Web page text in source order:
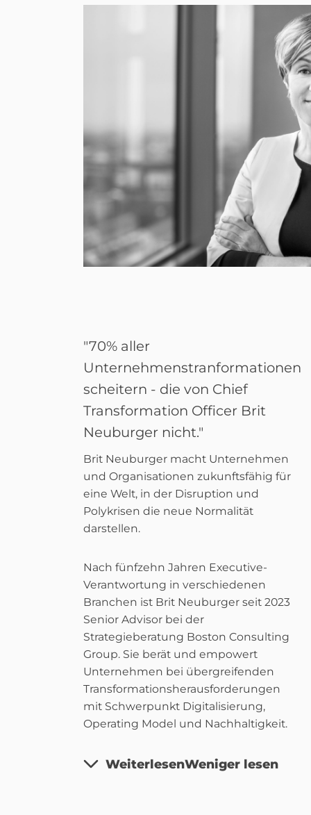
"70% aller
Unternehmenstranformationen
scheitern - die von Chief
Transformation Officer Brit
Neuburger nicht."
Brit Neuburger macht Unternehmen
und Organisationen zukunftsfähig für
eine Welt, in der Disruption und
Polykrisen die neue Normalität
darstellen.
Nach fünfzehn Jahren Executive-
Verantwortung in verschiedenen
Branchen ist Brit Neuburger seit 2023
Senior Advisor bei der
Strategieberatung Boston Consulting
Group. Sie berät und empowert
Unternehmen bei übergreifenden
Transformationsherausforderungen
mit Schwerpunkt Digitalisierung,
Operating Model und Nachhaltigkeit.
WeiterlesenWeniger lesen